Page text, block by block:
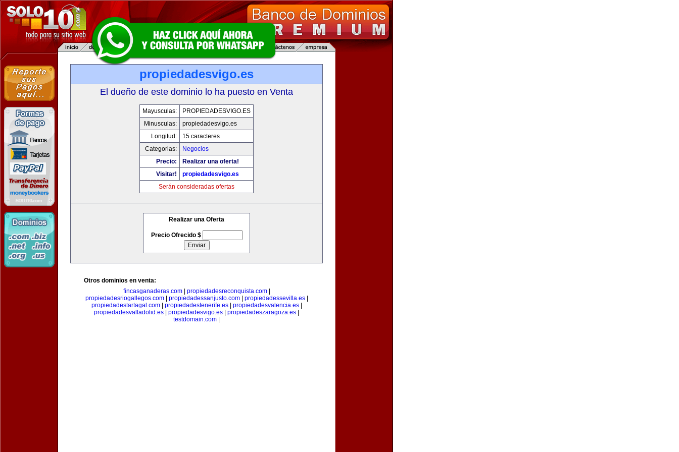
propiedadesvigo.es
El dueño de este dominio lo ha puesto en Venta
Mayusculas:
PROPIEDADESVIGO.ES
Minusculas:
propiedadesvigo.es
Longitud:
15 caracteres
Categorias:
Negocios
Precio:
Realizar una oferta!
Visitar!
propiedadesvigo.es
Serán consideradas ofertas
Realizar una Oferta
Precio Ofrecido $
Otros dominios en venta:
fincasganaderas.com| propiedadesreconquista.com|
propiedadesriogallegos.com| propiedadessanjusto.com| propiedadessevilla.es|
propiedadestartagal.com| propiedadestenerife.es| propiedadesvalencia.es|
propiedadesvalladolid.es
propiedadesvigo.es propiedadeszaragoza.es
testdomain.com